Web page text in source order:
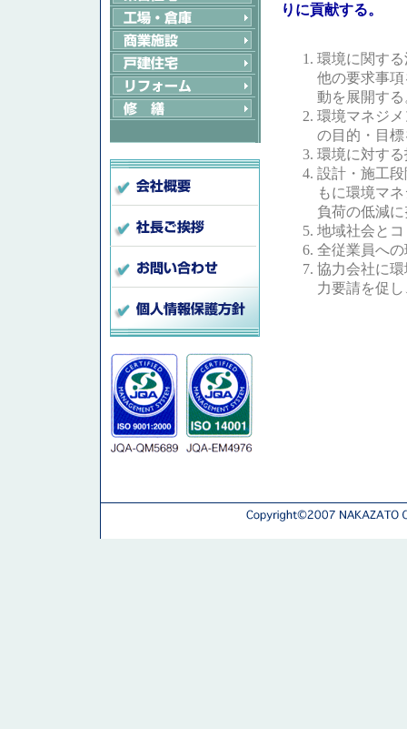
りに貢献する。
環境に関す
他の要求事
動を展開す
環境マネジ
の目的・目
環境に対す
設計・施工
もに環境マ
負荷の低減
地域社会と
全従業員へ
協力会社に
力要請を促